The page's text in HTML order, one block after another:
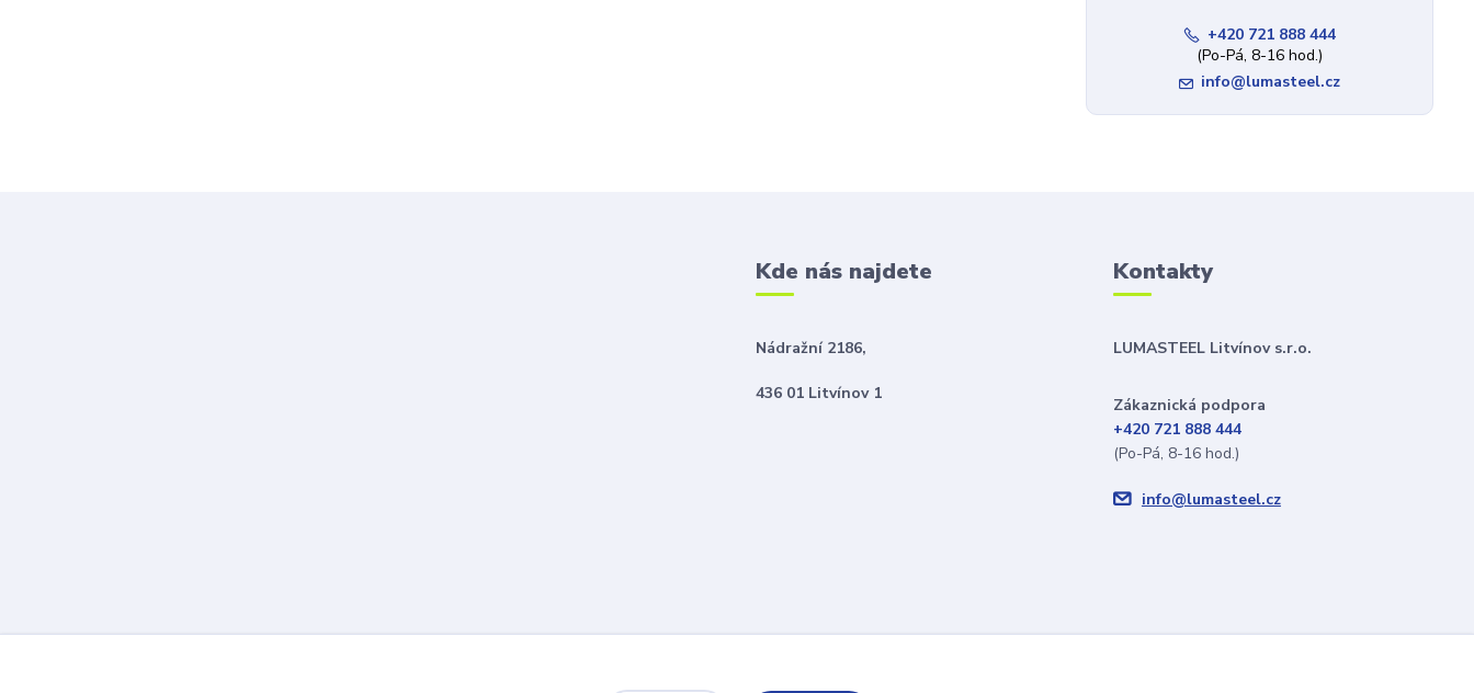
+420 721 888 444
(Po-Pá, 8-16 hod.)
info@lumasteel.cz
Kde nás najdete
Nádražní 2186,
436 01 Litvínov 1
Kontakty
LUMASTEEL Litvínov s.r.o.
Zákaznická podpora
+420 721 888 444
(Po-Pá, 8-16 hod.)
info@lumasteel.cz